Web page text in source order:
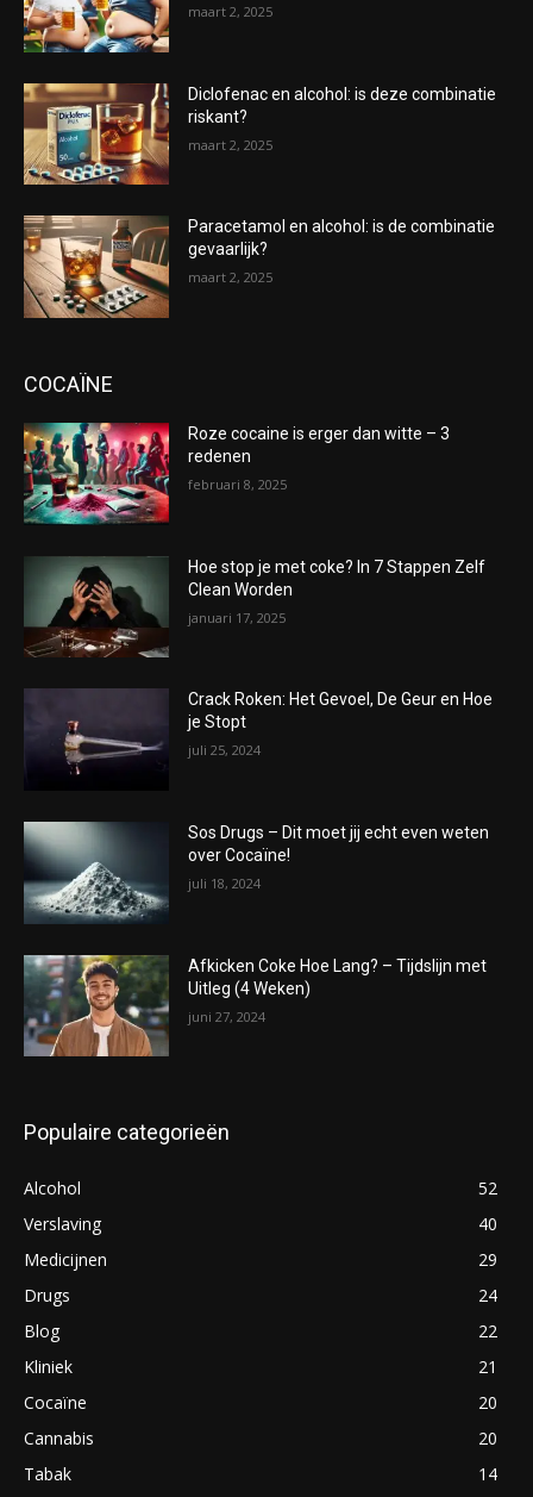
maart 2, 2025
Diclofenac en alcohol: is deze combinatie
riskant?
maart 2, 2025
Paracetamol en alcohol: is de combinatie
gevaarlijk?
maart 2, 2025
COCAÏNE
Roze cocaine is erger dan witte – 3
redenen
februari 8, 2025
Hoe stop je met coke? In 7 Stappen Zelf
Clean Worden
januari 17, 2025
Crack Roken: Het Gevoel, De Geur en Hoe
je Stopt
juli 25, 2024
Sos Drugs – Dit moet jij echt even weten
over Cocaïne!
juli 18, 2024
Afkicken Coke Hoe Lang? – Tijdslijn met
Uitleg (4 Weken)
juni 27, 2024
Populaire categorieën
Alcohol
52
Verslaving
40
Medicijnen
29
Drugs
24
Blog
22
Kliniek
21
Cocaïne
20
Cannabis
20
Tabak
14